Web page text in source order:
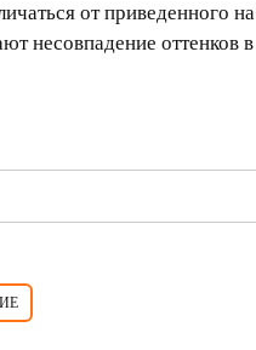
от приведенного на
несовпадение оттенков в